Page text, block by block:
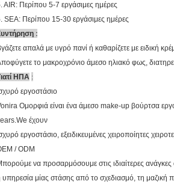
AIR: Περίπου 5-7 εργάσιμες ημέρες
SEA: Περίπου 15-30 εργάσιμες ημέρες
:
απαλά με υγρό πανί ή καθαρίζετε με ειδική
το μακροχρόνιο άμεσο ηλιακό φως,
ΗΠΑ :
εργοστάσιο
Ομορφιά είναι ένα άμεσο make-up βούρτσα
έχουν
εργοστάσιο, εξειδικευμένες χειροποίητες
/ ODM
να προσαρμόσουμε στις ιδιαίτερες
υπηρεσία μίας στάσης από το σχεδιασμό, τη